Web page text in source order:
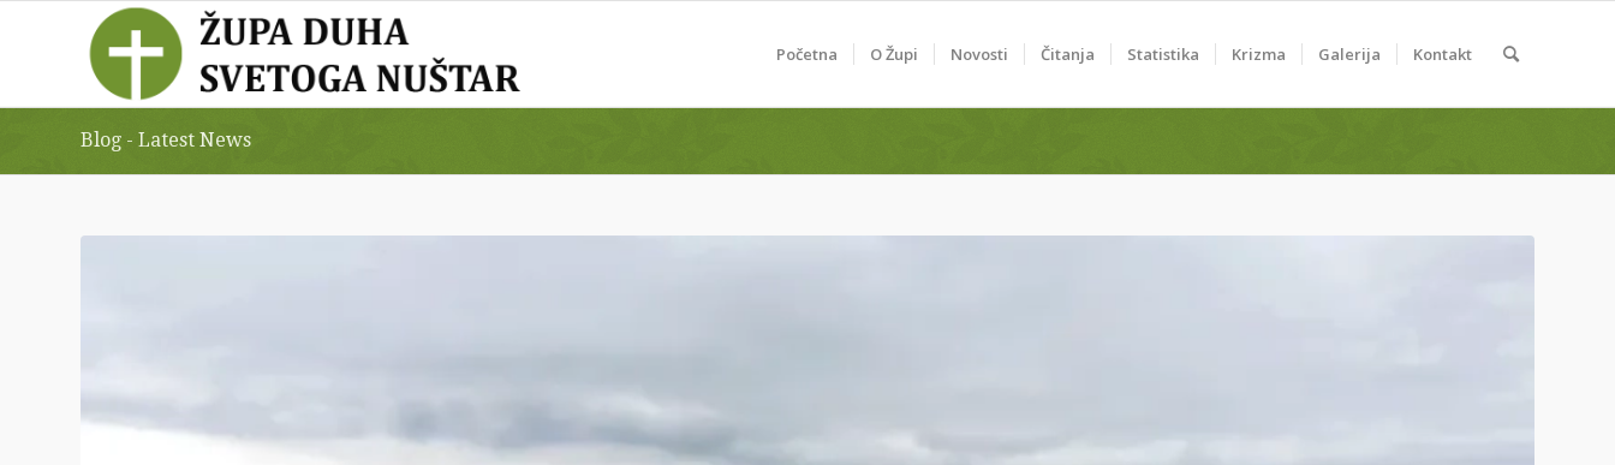
Početna O Župi Novosti Čitanja Statistika Krizma Galerija Kontakt
Blog - Latest News